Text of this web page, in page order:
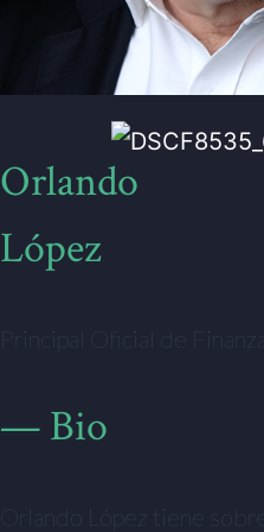
Orlando
López
Principal Oficial de Finanzas
— Bio
Orlando López tiene